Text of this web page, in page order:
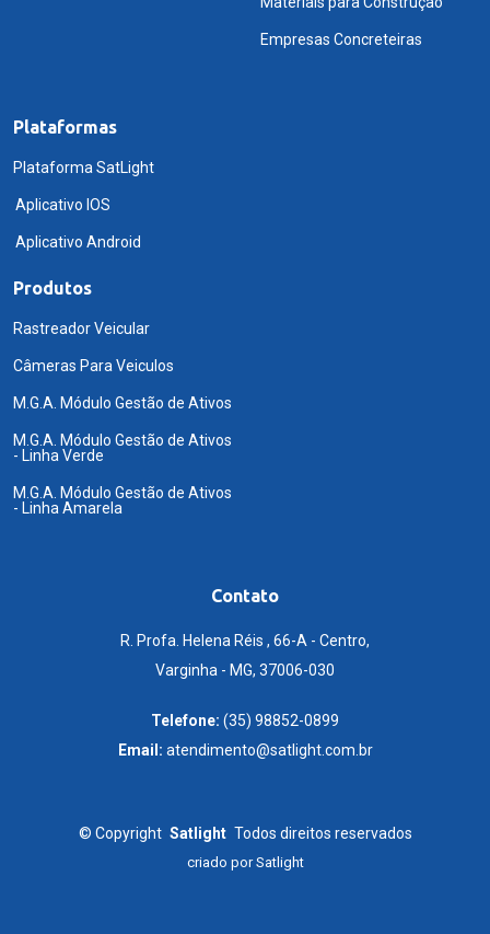
Empresas Concreteiras
Plataformas
Plataforma SatLight
Aplicativo IOS
Aplicativo Android
Produtos
Rastreador Veicular
Câmeras Para Veiculos
M.G.A. Módulo Gestão de Ativos
M.G.A. Módulo Gestão de Ativos
- Linha Verde
M.G.A. Módulo Gestão de Ativos
- Linha Amarela
Contato
R. Profa. Helena Réis , 66-A - Centro,
Varginha - MG, 37006-030
Telefone: (35) 98852-0899
Email: atendimento@satlight.com.br
© Copyright Satlight Todos direitos reservados
criado porSatlight